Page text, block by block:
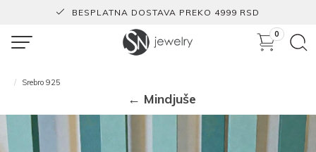
BESPLATNA DOSTAVA PREKO 4999 RSD
0
Srebro 925
← Mindjuše